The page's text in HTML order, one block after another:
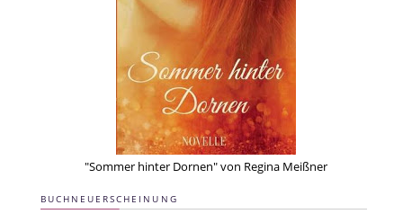
"Sommer hinter Dornen" von Regina Meißner
BUCHNEUERSCHEINUNG